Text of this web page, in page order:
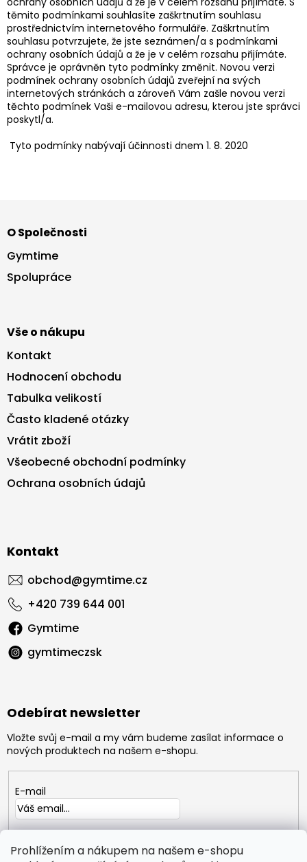
Prohlížením a nákupem na našem e-shopu
těmito podmínkami souhlasíte zaškrtnutím souhlasu
prostřednictvím internetového formuláře. Zaškrtnutím
souhlasu potvrzujete, že jste seznámen/a s podmínkami
ochrany osobních údajů a že je v celém rozsahu přijímáte.
Správce je oprávněn tyto podmínky změnit. Novou verzi
podmínek ochrany osobních údajů zveřejní na svých
internetových stránkách a zároveň Vám zašle novou verzi
těchto podmínek Vaši e-mailovou adresu, kterou jste správci
poskytl/a.
Tyto podmínky nabývají účinnosti dnem 1. 8. 2020
p
a
O Společnosti
Gymtime
Spolupráce
Vše o nákupu
Kontakt
Hodnocení obchodu
Tabulka velikostí
Často kladené otázky
Vrátit zboží
Všeobecné obchodní podmínky
Ochrana osobních údajů
Kontakt
obchod@gymtime.cz
+420 739 644 001
Gymtime
gymtimeczsk
Odebírat newsletter
Vložte svůj e-mail a my vám budeme zasílat informace o
nových produktech na našem e-shopu.
E-mail
osobních údajů